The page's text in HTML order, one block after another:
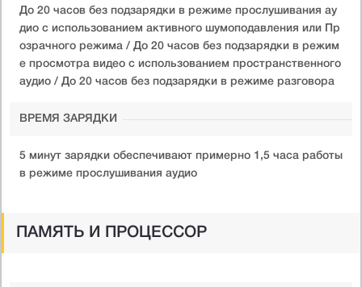
До 20 часов без подзарядки в режиме прослушивания ау
дио с использованием активного шумоподавления или Пр
озрачного режима / До 20 часов без подзарядки в режим
е просмотра видео с использованием пространственного
аудио / До 20 часов без подзарядки в режиме разговора
ВРЕМЯ ЗАРЯДКИ
5 минут зарядки обеспечивают примерно 1,5 часа работы
в режиме прослушивания аудио
ПАМЯТЬ И ПРОЦЕССОР